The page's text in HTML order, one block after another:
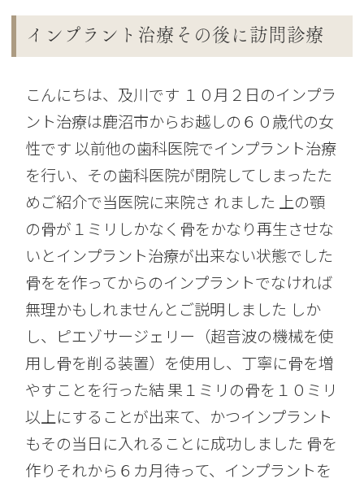
インプラント治療その後に訪問診療
こんにちは、及川です １０月２日のインプラ
ント治療は鹿沼市からお越しの６０歳代の女
性です 以前他の歯科医院でインプラント治療
を行い、その歯科医院が閉院してしまったた
めご紹介で当医院に来院さ れました 上の顎
の骨が１ミリしかなく骨をかなり再生させな
いとインプラント治療が出来ない状態でした
骨をを作ってからのインプラントでなければ
無理かもしれませんとご説明しました しか
し、ピエゾサージェリー（超音波の機械を使
用し骨を削る装置）を使用し、丁寧に骨を増
やすことを行った結 果１ミリの骨を１０ミリ
以上にすることが出来て、かつインプラント
もその当日に入れることに成功しました 骨を
作りそれから６カ月待って、インプラントを